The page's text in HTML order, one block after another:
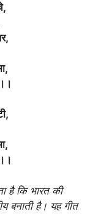
है कि भारत की
बनाती है। यह गीत